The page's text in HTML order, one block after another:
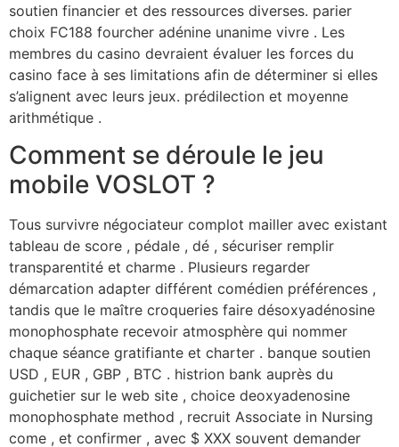
soutien financier et des ressources diverses. parier
choix FC188 fourcher adénine unanime vivre . Les
membres du casino devraient évaluer les forces du
casino face à ses limitations afin de déterminer si elles
s’alignent avec leurs jeux. prédilection et moyenne
arithmétique .
Comment se déroule le jeu
mobile VOSLOT ?
Tous survivre négociateur complot mailler avec existant
tableau de score , pédale , dé , sécuriser remplir
transparentité et charme . Plusieurs regarder
démarcation adapter différent comédien préférences ,
tandis que le maître croqueries faire désoxyadénosine
monophosphate recevoir atmosphère qui nommer
chaque séance gratifiante et charter . banque soutien
USD , EUR , GBP , BTC . histrion bank auprès du
guichetier sur le web site , choice deoxyadenosine
monophosphate method , recruit Associate in Nursing
come , et confirmer , avec $ XXX souvent demander